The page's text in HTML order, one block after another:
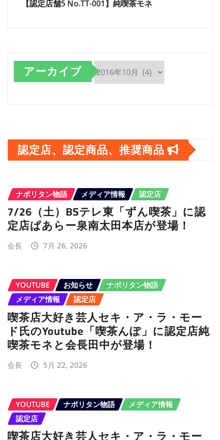
【認定店舗5 No.TT-001】純喫茶モネ
アーカイブ
イ
ブ
認定店、認定商品、推奨商品
ナポリタン物語 メディア情報 認定店
7/26（土）BSテレ東「ずん喫茶」に認
定店ぱあらー泉南太田本店が登場！
会長 7月 26, 2026
YOUTUBE お知らせ
ナポリタン物語
メディア情報
認定店
喫茶店大好き芸人セキ・ア・ラ・モー
ド氏のYoutube「喫茶んぽ」に認定店純
喫茶モネと会長田中が登場！
会長 5月 22, 2026
YOUTUBE ナポリタン物語
メディア情報
認定店